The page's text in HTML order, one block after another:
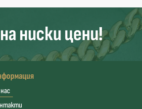
на ниски цени!